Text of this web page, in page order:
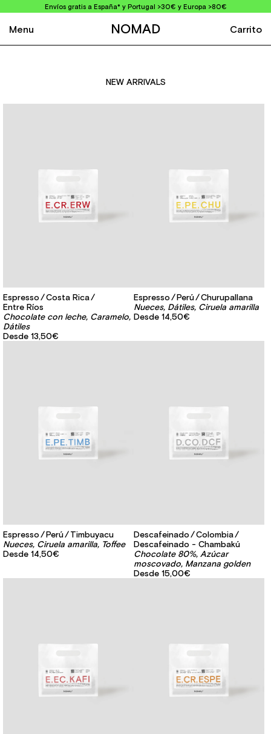
Envíos gratis a España* y Portugal >30€ y Europa >80€
Menu NOMAD Carrito
NEW ARRIVALS
Espresso
Costa Rica
Entre Ríos
Chocolate con leche, Caramelo,
Dátiles
Desde 13,50€
Espresso Perú
Churupallana
Nueces, Dátiles, Ciruela amarilla
Desde 14,50€
Espresso Perú
Timbuyacu
Nueces, Ciruela amarilla, Toffee
Desde 14,50€
Descafeinado
Colombia
Descafeinado - Chambakú
Chocolate 80%, Azúcar
moscovado, Manzana golden
Desde 15,00€